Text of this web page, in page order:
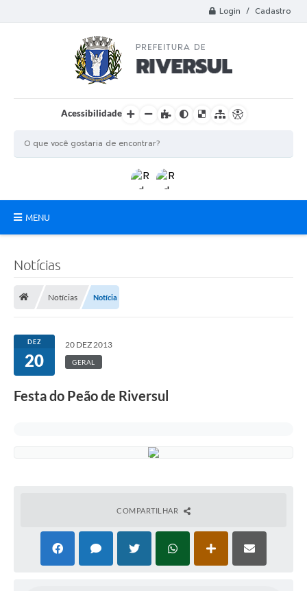
Login / Cadastro
Acessibilidade
MENU
Departamentos
Diário Oficial
Sites utilitarios
Notícias
Notícias Notícia
DEZ
20
20 DEZ 2013
GERAL
Festa do Peão de Riversul
COMPARTILHAR